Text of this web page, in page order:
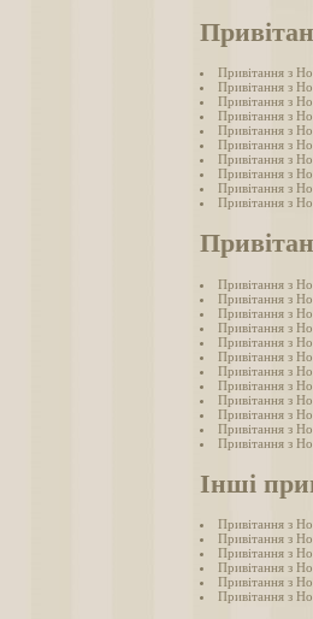
Привітання з
Привітання з
Привітання з
Привітання з
Привітання з
Привітання з
Привітання з
Привітання з
Привітання з
Привітання з
Привітання з
Привітання з
Привітання з
Привітання з
Привітання з
Привітання з
Привітання з
Привітання з
Привітання з
Привітання з
Привітання з
Привітання з
Інші
Привітання з
Привітання з
Привітання з
Привітання з
Привітання з
Привітання з